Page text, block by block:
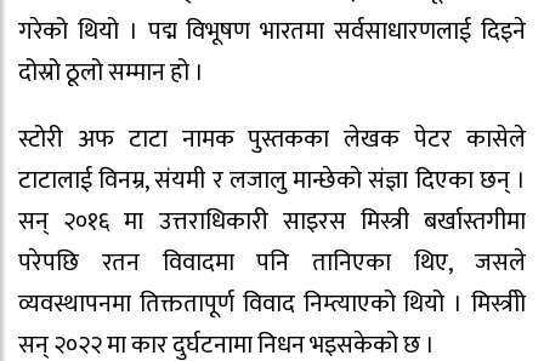
गरेको थियो । पद्म विभूषण भारतमा सर्वसाधारणलाई दिइने
दोस्रो ठूलो सम्मान हो ।
स्टोरी अफ टाटा नामक पुस्तकका लेखक पेटर कासेले
टाटालाई विनम्र, संयमी र लजालु मान्छेको संज्ञा दिएका छन् ।
सन् २०१६ मा उत्तराधिकारी साइरस मिस्त्री बर्खास्तगीमा
परेपछि रतन विवादमा पनि तानिएका थिए, जसले
व्यवस्थापनमा तिक्ततापूर्ण विवाद निम्त्याएको थियो । मिस्त्रीो
सन् २०२२ मा कार दुर्घटनामा निधन भइसकेको छ ।